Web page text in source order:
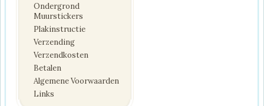
Ondergrond
Muurstickers
Plakinstructie
Verzending
Verzendkosten
Betalen
Algemene Voorwaarden
Links